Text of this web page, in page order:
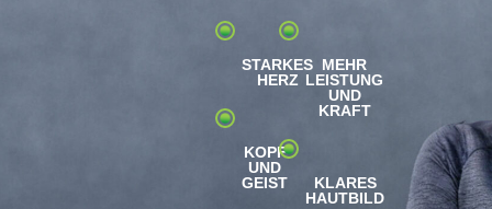
STARKES
HERZ
KOPF
UND
GEIST
MEHR
LEISTUNG
UND
KRAFT
KLARES
HAUTBILD